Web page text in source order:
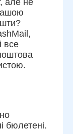
все
бюлетені.